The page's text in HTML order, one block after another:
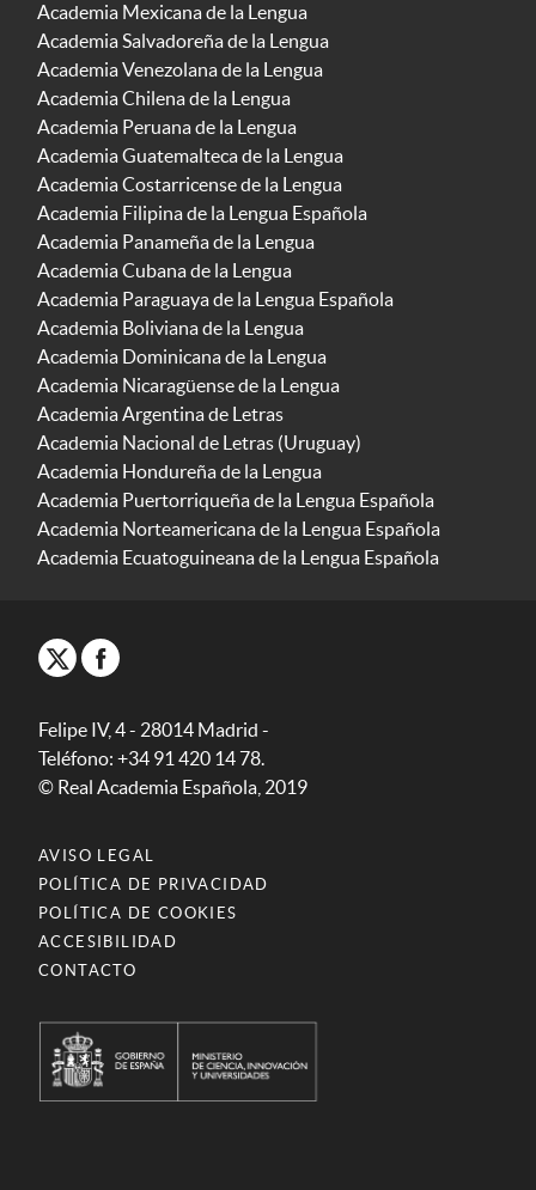
Academia Mexicana de la Lengua
Academia Salvadoreña de la Lengua
Academia Venezolana de la Lengua
Academia Chilena de la Lengua
Academia Peruana de la Lengua
Academia Guatemalteca de la Lengua
Academia Costarricense de la Lengua
Academia Filipina de la Lengua Española
Academia Panameña de la Lengua
Academia Cubana de la Lengua
Academia Paraguaya de la Lengua Española
Academia Boliviana de la Lengua
Academia Dominicana de la Lengua
Academia Nicaragüense de la Lengua
Academia Argentina de Letras
Academia Nacional de Letras (Uruguay)
Academia Hondureña de la Lengua
Academia Puertorriqueña de la Lengua Española
Academia Norteamericana de la Lengua Española
Academia Ecuatoguineana de la Lengua Española
Felipe IV, 4 - 28014 Madrid -
Teléfono: +34 91 420 14 78.
© Real Academia Española, 2019
AVISO LEGAL
POLÍTICA DE PRIVACIDAD
POLÍTICA DE COOKIES
ACCESIBILIDAD
CONTACTO